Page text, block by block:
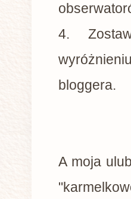
4.
bloggera.
A moja